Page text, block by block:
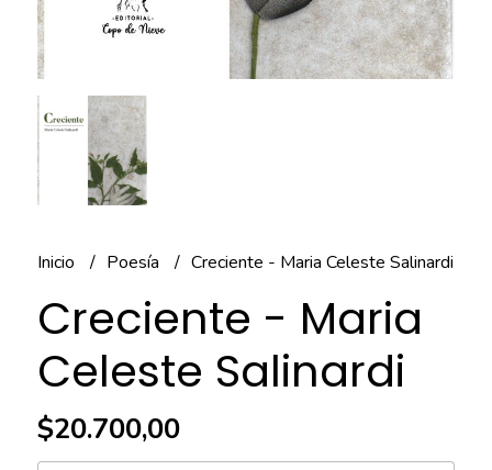
Inicio Poesía Creciente - Maria Celeste Salinardi
Creciente - Maria
Celeste Salinardi
$20.700,00